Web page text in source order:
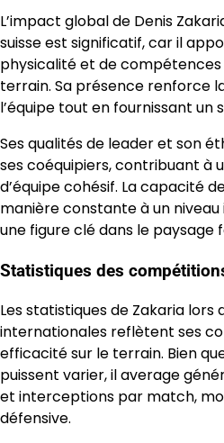
L’impact global de Denis
suisse est significatif, car il
physicalité et de compétences
terrain. Sa présence renforce
l’équipe tout en fournissant un
Ses qualités de leader et son
ses coéquipiers, contribuant à
d’équipe cohésif. La capacité
manière constante à un
une figure clé dans le paysage
Statistiques des
Les statistiques de Zakaria
internationales reflètent ses
efficacité sur le terrain. Bien
puissent varier, il average
et interceptions par match,
défensive.